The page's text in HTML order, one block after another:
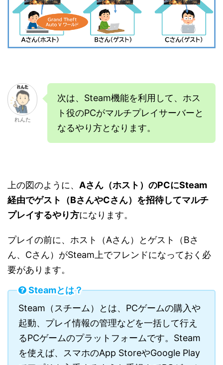
れんた
次は、Steam機能を利用して、ホス
ト役のPCがマルチプレイサーバーと
なるやり方となります。
上の図のように、 Aさん（ホスト）のPCにSteam
経由でゲスト（BさんやCさん）を招待してマルチ
プレイするやり方になります。
プレイの前に、ホスト（Aさん）とゲスト（Bさ
ん、Cさん）がSteam上でフレンドになっておく必
要があります。
Steamとは？
Steam（スチーム）とは、PCゲームの購入や
起動、プレイ情報の管理などを一括して行え
るPCゲームのプラットフォームです。Steam
を使えば、スマホのApp StoreやGoogle Play